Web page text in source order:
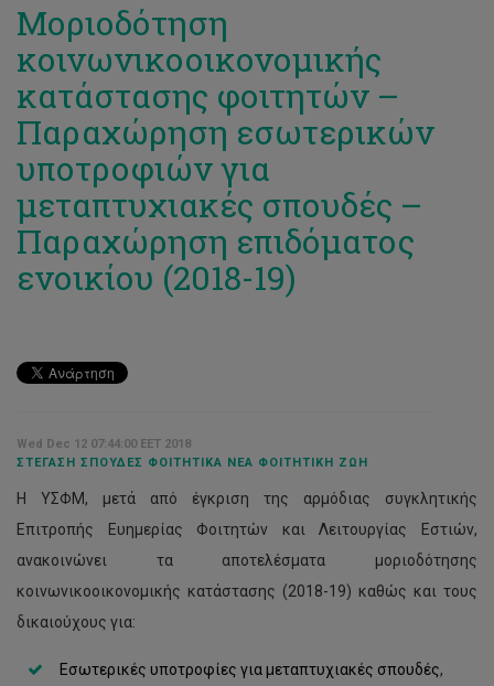
Μοριοδότηση
κοινωνικοοικονομικής
κατάστασης φοιτητών –
Παραχώρηση εσωτερικών
υποτροφιών για
μεταπτυχιακές σπουδές –
Παραχώρηση επιδόματος
ενοικίου (2018-19)
Wed Dec 12 07:44:00 EET 2018
ΣΤΈΓΑΣΗ ΣΠΟΥΔΈΣ ΦΟΙΤΗΤΙΚΆ ΝΈΑ ΦΟΙΤΗΤΙΚΉ ΖΩΉ
Η ΥΣΦΜ, μετά από έγκριση της αρμόδιας συγκλητικής
Επιτροπής Ευημερίας Φοιτητών και Λειτουργίας Εστιών,
ανακοινώνει τα αποτελέσματα μοριοδότησης
κοινωνικοοικονομικής κατάστασης (2018-19) καθώς και τους
δικαιούχους για:
Εσωτερικές υποτροφίες για μεταπτυχιακές σπουδές,